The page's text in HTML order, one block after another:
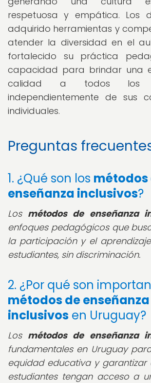
respetuosa y empática. Los
adquirido herramientas y
atender la diversidad en el
fortalecido su práctica
capacidad para brindar una
calidad a todos los
independientemente de sus
individuales.
Preguntas
1. ¿Qué son los métodos
enseñanza inclusivos?
Los métodos de enseñanza
enfoques pedagógicos que
la participación y el
estudiantes, sin discriminación.
2. ¿Por qué son
métodos de enseñanza
inclusivos en Uruguay?
Los métodos de enseñanza
fundamentales en Uruguay
equidad educativa y garantizar
estudiantes tengan acceso a